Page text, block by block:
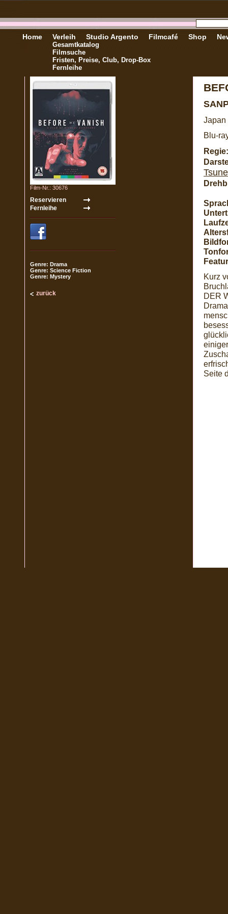
Home Verleih
Gesamtkatalog
Filmsuche
Fristen, Preise, Club, Drop-Box
Fernleihe
Studio Argento Filmcafé Shop
Film-Nr.: 30676
Genre: Drama
Genre: Science Fiction
Genre: Mystery
zurück
Japan
Blu-
Regie:
Kurz
DER
Seite